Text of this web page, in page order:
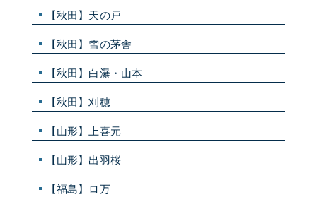
【秋田】天の戸
【秋田】雪の茅舎
【秋田】白瀑・山本
【秋田】刈穂
【山形】上喜元
【山形】出羽桜
【福島】ロ万